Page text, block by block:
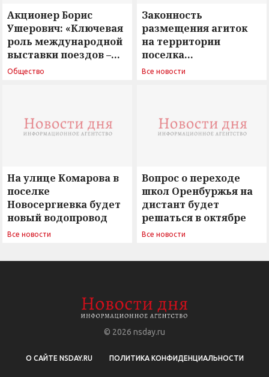
Акционер Борис
Ушерович: «Ключевая
роль международной
выставки поездов –
поиск ответов на
Общество
Законность
размещения агиток
на территории
поселка
Новосергиевка
Все новости
На улице Комарова в
поселке
Новосергиевка будет
новый водопровод
Все новости
Вопрос о переходе
школ Оренбуржья на
дистант будет
решаться в октябре
Все новости
© 2026 nsday.ru
О САЙТЕ NSDAY.RU ПОЛИТИКА КОНФИДЕНЦИАЛЬНОСТИ